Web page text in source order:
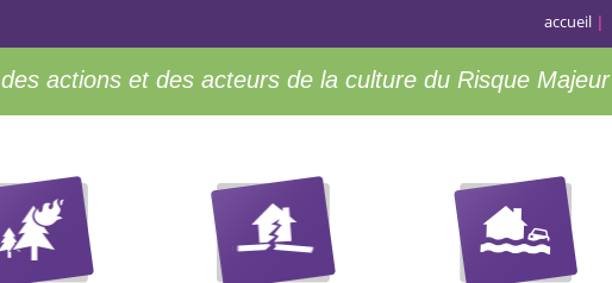
accueil
des actions et des acteurs de la culture du Risque Majeur